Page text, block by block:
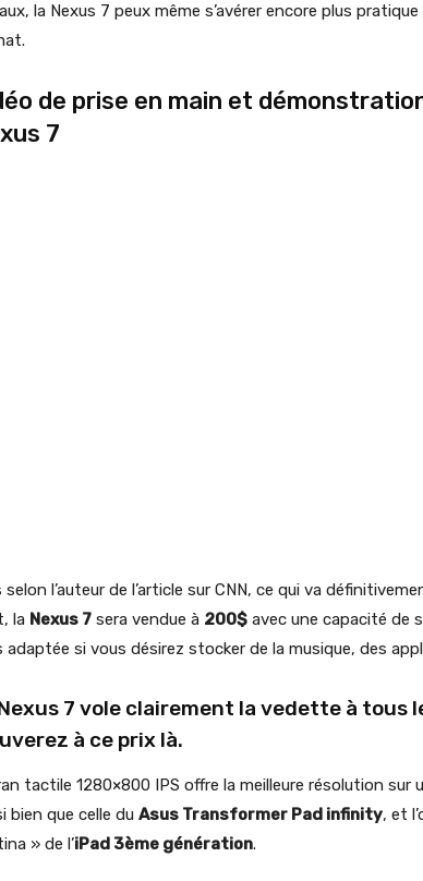
la Nexus 7 peux même s’avérer encore plus
de prise en main et
7
selon l’auteur de l’article sur CNN, ce qui va
la Nexus 7 sera vendue à 200$ avec une capacité de
adaptée si vous désirez stocker de la musique, des
7 vole clairement la vedette à tous
à ce prix là.
tactile 1280×800 IPS offre la meilleure résolution
bien que celle du Asus Transformer Pad infinity, et
» de l’iPad 3ème génération.